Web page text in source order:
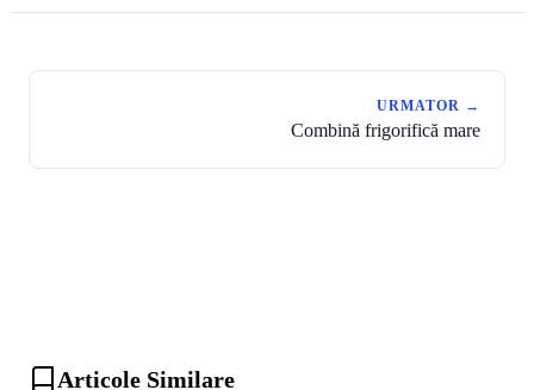
URMATOR →
Combină frigorifică mare
Articole Similare